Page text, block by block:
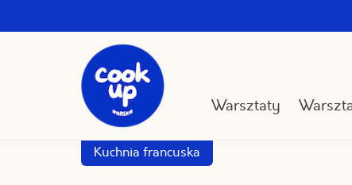
treści
Warsztaty
Kuchnia francuska